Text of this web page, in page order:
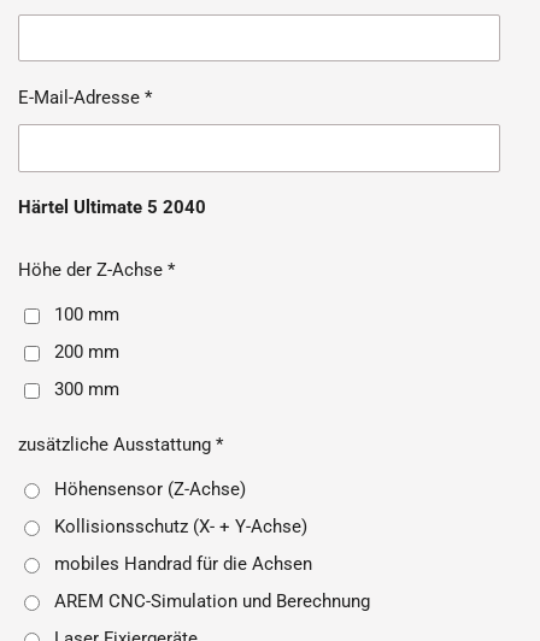
E-Mail-Adresse *
Härtel Ultimate 5 2040
Höhe der Z-Achse *
100 mm
200 mm
300 mm
zusätzliche Ausstattung *
Höhensensor (Z-Achse)
Kollisionsschutz (X- + Y-Achse)
mobiles Handrad für die Achsen
AREM CNC-Simulation und Berechnung